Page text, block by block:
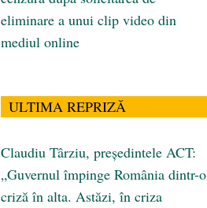
eliminare a unui clip video din
mediul online
ULTIMA REPRIZĂ
Claudiu Târziu, președintele ACT:
„Guvernul împinge România dintr-o
criză în alta. Astăzi, în criza